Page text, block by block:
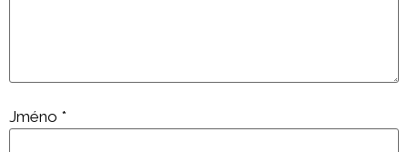
Jméno *